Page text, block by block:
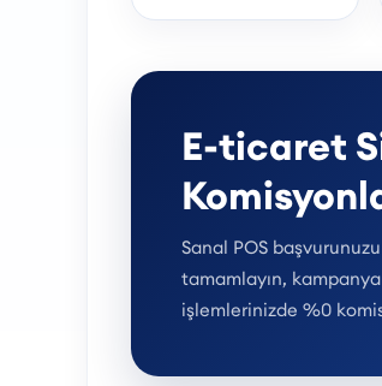
E-ticaret
Sanal POS
tamamlayın,
işlemlerinizde %0